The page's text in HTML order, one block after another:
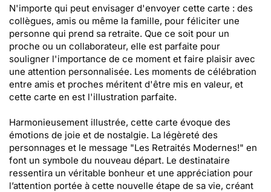
N'importe qui peut envisager d'envoyer cette carte : des
collègues, amis ou même la famille, pour féliciter une
personne qui prend sa retraite. Que ce soit pour un
proche ou un collaborateur, elle est parfaite pour
souligner l'importance de ce moment et faire plaisir avec
une attention personnalisée. Les moments de célébration
entre amis et proches méritent d'être mis en valeur, et
cette carte en est l'illustration parfaite.
Harmonieusement illustrée, cette carte évoque des
émotions de joie et de nostalgie. La légèreté des
personnages et le message "Les Retraités Modernes!" en
font un symbole du nouveau départ. Le destinataire
ressentira un véritable bonheur et une appréciation pour
l’attention portée à cette nouvelle étape de sa vie, créant